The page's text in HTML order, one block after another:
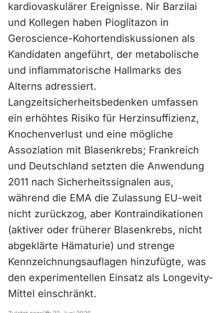
kardiovaskulärer Ereignisse. Nir Barzilai
und Kollegen haben Pioglitazon in
Geroscience-Kohortendiskussionen als
Kandidaten angeführt, der metabolische
und inflammatorische Hallmarks des
Alterns adressiert.
Langzeitsicherheitsbedenken umfassen
ein erhöhtes Risiko für Herzinsuffizienz,
Knochenverlust und eine mögliche
Assoziation mit Blasenkrebs; Frankreich
und Deutschland setzten die Anwendung
2011 nach Sicherheitssignalen aus,
während die EMA die Zulassung EU-weit
nicht zurückzog, aber Kontraindikationen
(aktiver oder früherer Blasenkrebs, nicht
abgeklärte Hämaturie) und strenge
Kennzeichnungsauflagen hinzufügte, was
den experimentellen Einsatz als Longevity-
Mittel einschränkt.